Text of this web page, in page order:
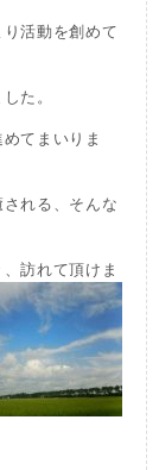
り活動を創めて
た。
てまいりま
れる、そんな
訪れて頂けま